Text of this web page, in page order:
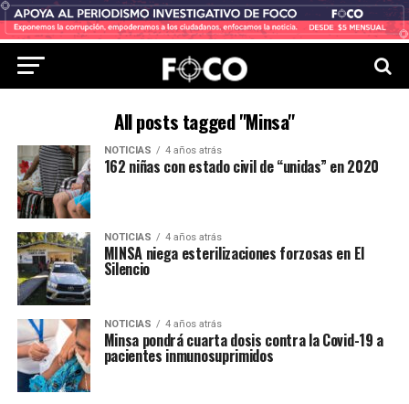
All posts tagged "Minsa"
NOTICIAS 4 años atrás
162 niñas con estado civil de “unidas” en 2020
NOTICIAS 4 años atrás
MINSA niega esterilizaciones forzosas en El
Silencio
NOTICIAS 4 años atrás
Minsa pondrá cuarta dosis contra la Covid-19 a
pacientes inmunosuprimidos